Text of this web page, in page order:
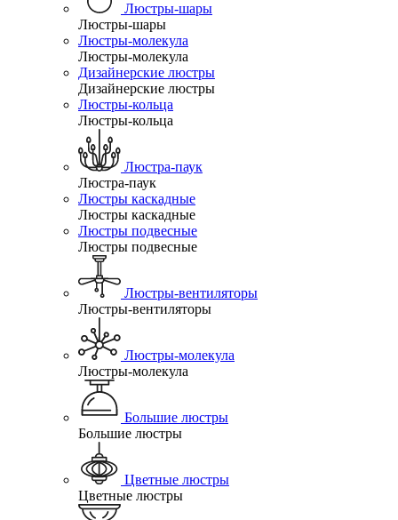
Люстры-шары
Люстры-шары
Люстры-молекула
Люстры-молекула
Дизайнерские люстры
Дизайнерские люстры
Люстры-кольца
Люстры-кольца
Люстра-паук
Люстра-паук
Люстры каскадные
Люстры каскадные
Люстры подвесные
Люстры подвесные
Люстры-вентиляторы
Люстры-вентиляторы
Люстры-молекула
Люстры-молекула
Большие люстры
Большие люстры
Цветные люстры
Цветные люстры